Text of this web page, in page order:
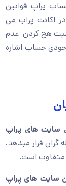
پراپ قوانین
اکانت پراپ می
هج کردن، عدم
حساب اشاره
سایت های پراپ
گران قرار میدهد.
متفاوت است.
سایت های پراپ